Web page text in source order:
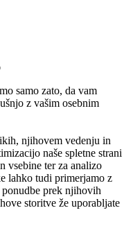
samo zato, da vam
z vašim osebnim
njihovem vedenju in
naše spletne strani
vsebine ter za analizo
lahko tudi primerjamo z
prek njihovih
storitve že uporabljate